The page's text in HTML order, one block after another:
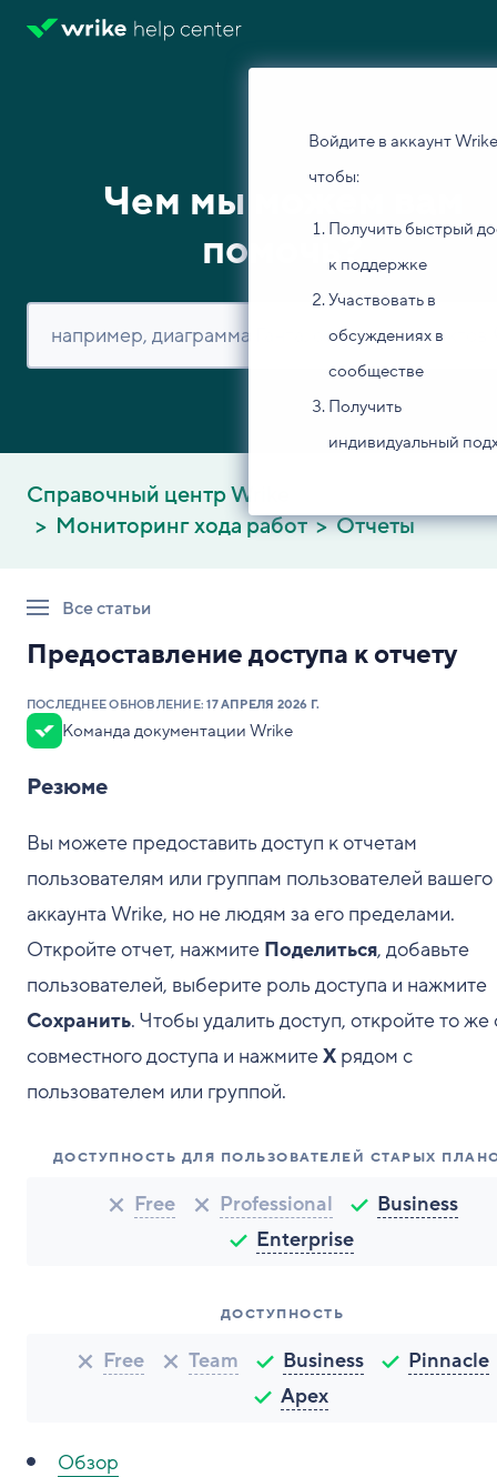
Войдите в аккаунт
чтобы:
Получить быстрый
к поддержке
Участвовать в
обсуждениях в
сообществе
Получить
индивидуальный
Чем мы можем вам
помочь?
Справочный центр Wrike
Мониторинг хода работ
Отчеты
Все статьи
Предоставление доступа к отчету
ПОСЛЕДНЕЕ ОБНОВЛЕНИЕ:17 АПРЕЛЯ 2026 Г.
Команда документации Wrike
Резюме
Вы можете предоставить доступ к отчетам
пользователям или группам пользователей вашего
аккаунта Wrike, но не людям за его пределами.
Откройте отчет, нажмите Поделиться, добавьте
пользователей, выберите роль доступа и нажмите
Сохранить. Чтобы удалить доступ, откройте то же
совместного доступа и нажмитеX рядом с
пользователем или группой.
ДОСТУПНОСТЬ ДЛЯ ПОЛЬЗОВАТЕЛЕЙ СТАРЫХ
Free Professional
Business
Enterprise
ДОСТУПНОСТЬ
Free Team Business
Pinnacle
Apex
Обзор